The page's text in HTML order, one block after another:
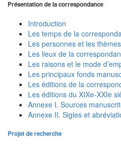
Présentation de la correspondance
Introduction
Les temps de la
Les personnes et les
Les lieux de la
Les raisons et le mode
Les principaux fonds
Les éditions de la
Les éditions du XIXe-XXIe
Annexe I. Sources
Annexe II. Sigles et
Projet de recherche